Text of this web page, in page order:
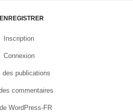
Inscription
Connexion
des publications
commentaires
WordPress-FR